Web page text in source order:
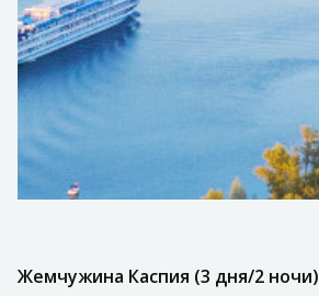
Жемчужина Каспия (3 дня/2 ночи)